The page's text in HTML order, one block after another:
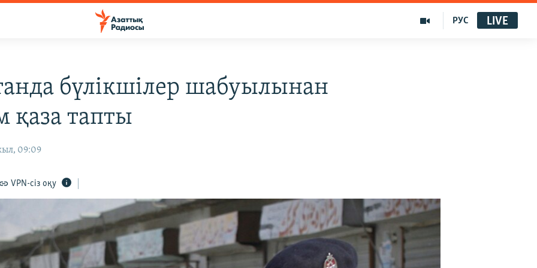
РУС LIVE
бүлікшілер шабуылынан
қаза тапты
09:09
VPN-сіз оқу